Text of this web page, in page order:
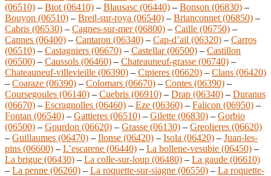
(06510) – Biot (06410) – Blausasc (06440) – Bonson (06830) –
Bouyon (06510) – Breil-sur-roya (06540) – Brianconnet (06850) –
Cabris (06530) – Cagnes-sur-mer (06800) – Caille (06750) –
Cannes (06400) – Cantaron (06340) – Cap-d’ail (06320) – Carros
(06510) – Castagniers (06670) – Castellar (06500) – Castillon
(06500) – Caussols (06460) – Chateauneuf-grasse (06740) –
Chateauneuf-villevieille (06390) – Cipieres (06620) – Clans (06420)
– Coaraze (06390) – Colomars (06670) – Contes (06390) –
Coursegoules (06140) – Cuebris (06910) – Drap (06340) – Duranus
(06670) – Escragnolles (06460) – Eze (06360) – Falicon (06950) –
Fontan (06540) – Gattieres (06510) – Gilette (06830) – Gorbio
(06500) – Gourdon (06620) – Grasse (06130) – Greolieres (06620)
– Guillaumes (06470) – Ilonse (06420) – Isola (06420) – Juan-les-
pins (06600) – L’escarene (06440) – La bollene-vesubie (06450) –
La brigue (06430) – La colle-sur-loup (06480) – La gaude (06610)
– La penne (06260) – La roquette-sur-siagne (06550) – La roquette-